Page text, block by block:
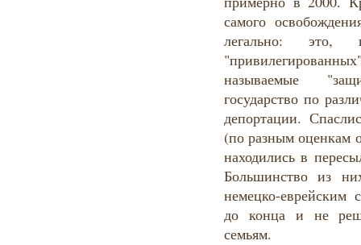
самого
легально: это,
называемые
государство по
депортации.
(по разным оценкам
находились в
Большинство из
немецко-еврейским
до конца и не
семьям.